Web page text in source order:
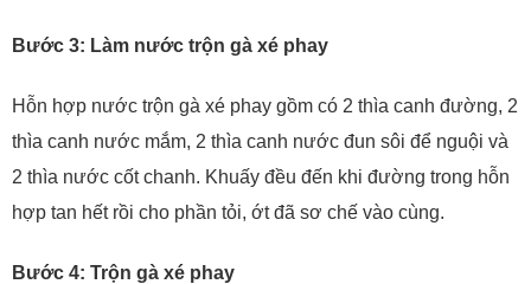
Bước 3: Làm nước trộn gà xé phay
Hỗn hợp nước trộn gà xé phay gồm có 2 thìa canh đường, 2
thìa canh nước mắm, 2 thìa canh nước đun sôi để nguội và
2 thìa nước cốt chanh. Khuấy đều đến khi đường trong hỗn
hợp tan hết rồi cho phần tỏi, ớt đã sơ chế vào cùng.
Bước 4: Trộn gà xé phay